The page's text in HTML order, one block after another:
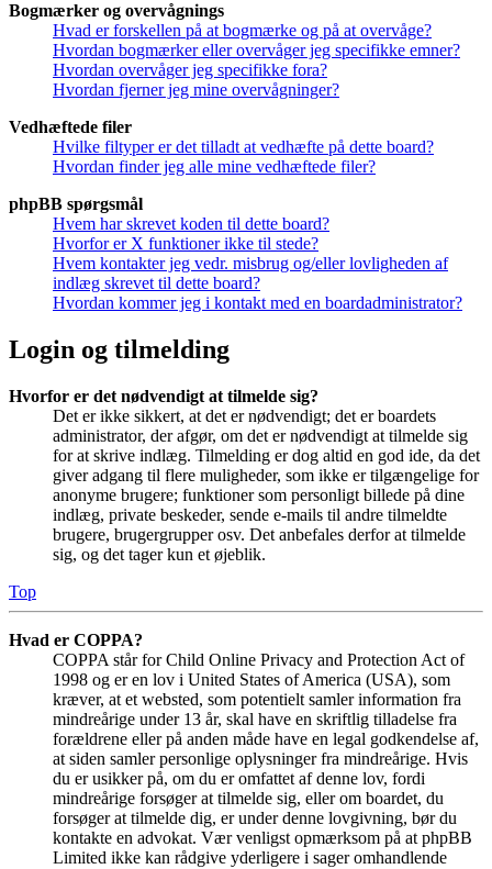
Bogmærker og overvågnings
Hvad er forskellen på at bogmærke og på at overvåge?
Hvordan bogmærker eller overvåger jeg specifikke emner?
Hvordan overvåger jeg specifikke fora?
Hvordan fjerner jeg mine overvågninger?
Vedhæftede filer
Hvilke filtyper er det tilladt at vedhæfte på dette board?
Hvordan finder jeg alle mine vedhæftede filer?
phpBB spørgsmål
Hvem har skrevet koden til dette board?
Hvorfor er X funktioner ikke til stede?
Hvem kontakter jeg vedr. misbrug og/eller lovligheden af
indlæg skrevet til dette board?
Hvordan kommer jeg i kontakt med en boardadministrator?
Login og tilmelding
Hvorfor er det nødvendigt at tilmelde sig?
Det er ikke sikkert, at det er nødvendigt; det er boardets
administrator, der afgør, om det er nødvendigt at tilmelde sig
for at skrive indlæg. Tilmelding er dog altid en god ide, da det
giver adgang til flere muligheder, som ikke er tilgængelige for
anonyme brugere; funktioner som personligt billede på dine
indlæg, private beskeder, sende e-mails til andre tilmeldte
brugere, brugergrupper osv. Det anbefales derfor at tilmelde
sig, og det tager kun et øjeblik.
Top
Hvad er COPPA?
COPPA står for Child Online Privacy and Protection Act of
1998 og er en lov i United States of America (USA), som
kræver, at et websted, som potentielt samler information fra
mindreårige under 13 år, skal have en skriftlig tilladelse fra
forældrene eller på anden måde have en legal godkendelse af,
at siden samler personlige oplysninger fra mindreårige. Hvis
du er usikker på, om du er omfattet af denne lov, fordi
mindreårige forsøger at tilmelde sig, eller om boardet, du
forsøger at tilmelde dig, er under denne lovgivning, bør du
kontakte en advokat. Vær venligst opmærksom på at phpBB
Limited ikke kan rådgive yderligere i sager omhandlende